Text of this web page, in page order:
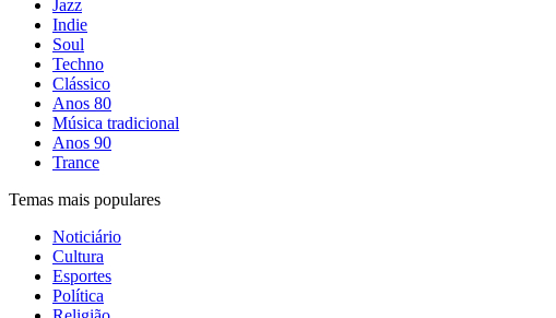
Jazz
Indie
Soul
Techno
Clássico
Anos 80
Música tradicional
Anos 90
Trance
Temas mais populares
Noticiário
Cultura
Esportes
Política